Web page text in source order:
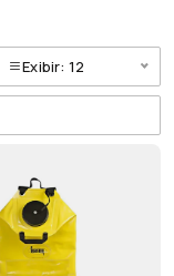
Exibir: 12